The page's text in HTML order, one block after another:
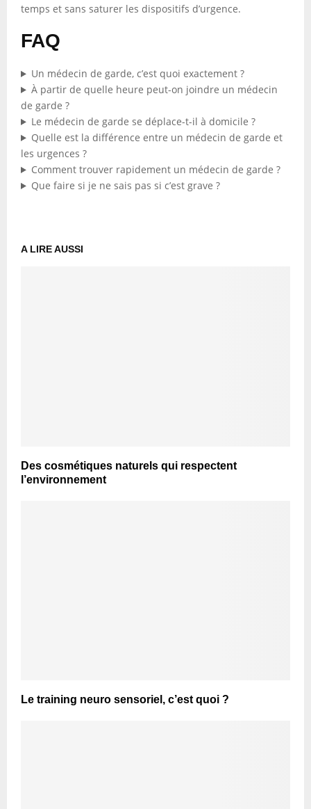
temps et sans saturer les dispositifs d’urgence.
FAQ
Un médecin de garde, c’est quoi exactement ?
À partir de quelle heure peut-on joindre un médecin
de garde ?
Le médecin de garde se déplace-t-il à domicile ?
Quelle est la différence entre un médecin de garde et
les urgences ?
Comment trouver rapidement un médecin de garde ?
Que faire si je ne sais pas si c’est grave ?
A LIRE AUSSI
Des cosmétiques naturels qui respectent
l’environnement
Le training neuro sensoriel, c’est quoi ?